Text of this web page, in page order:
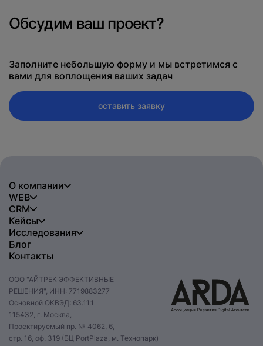
Обсудим ваш проект?
Заполните небольшую форму и мы встретимся с
вами для воплощения ваших задач
оставить заявку
О компании
WEB
CRM
Кейсы
Исследования
Блог
Контакты
ООО "АЙТРЕК ЭФФЕКТИВНЫЕ
РЕШЕНИЯ", ИНН: 7719883277
Основной ОКВЭД: 63.11.1
115432, г. Москва,
Проектируемый пр. № 4062, 6,
стр. 16, оф. 319 (БЦ PortPlaza, м. Технопарк)